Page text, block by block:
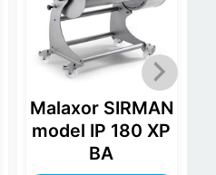
Malaxor SIRMAN
model IP 180 XP
BA